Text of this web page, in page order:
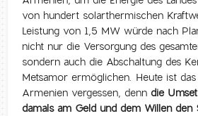
von hundert solarthermischen
Leistung von 1,5 MW würde nach
nicht nur die Versorgung des
sondern auch die Abschaltung des
Metsamor ermöglichen. Heute ist
Armenien vergessen, denndie
damals am Geld und dem Willen den